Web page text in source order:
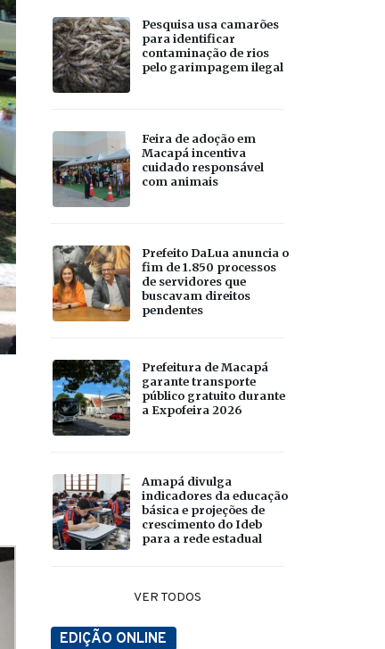
Pesquisa usa camarões
para identificar
contaminação de rios
pelo garimpagem ilegal
Feira de adoção em
Macapá incentiva
cuidado responsável
com animais
Prefeito DaLua anuncia o
fim de 1.850 processos
de servidores que
buscavam direitos
pendentes
Prefeitura de Macapá
garante transporte
público gratuito durante
a Expofeira 2026
Amapá divulga
indicadores da educação
básica e projeções de
crescimento do Ideb
para a rede estadual
VER TODOS
EDIÇÃO ONLINE